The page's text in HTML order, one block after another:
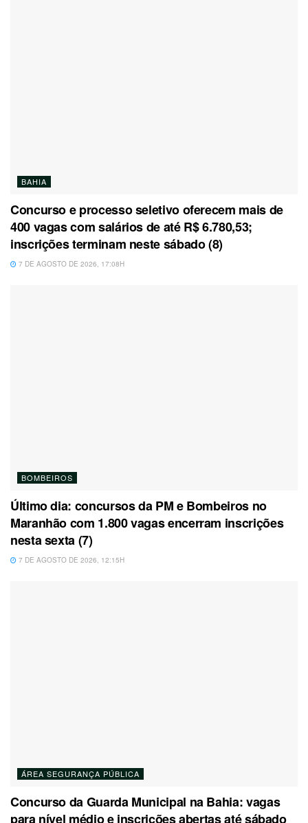
BAHIA
Concurso e processo seletivo oferecem mais de
400 vagas com salários de até R$ 6.780,53;
inscrições terminam neste sábado (8)
7 DE AGOSTO DE 2026, 17:08H
BOMBEIROS
Último dia: concursos da PM e Bombeiros no
Maranhão com 1.800 vagas encerram inscrições
nesta sexta (7)
7 DE AGOSTO DE 2026, 12:15H
ÁREA SEGURANÇA PÚBLICA
Concurso da Guarda Municipal na Bahia: vagas
para nível médio e inscrições abertas até sábado